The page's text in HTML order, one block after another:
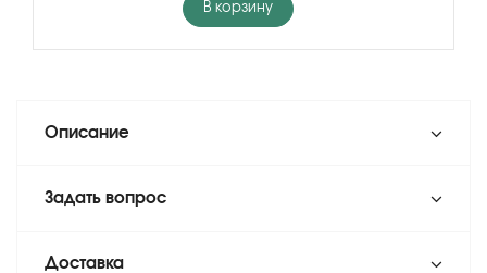
В корзину
Описание
Задать вопрос
Доставка